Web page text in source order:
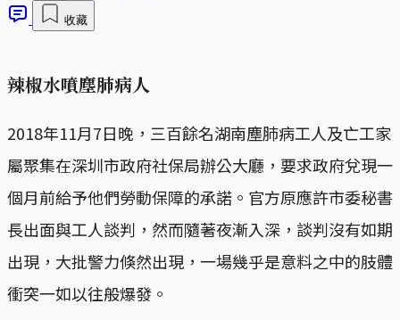
收藏
辣椒水噴塵肺病人
2018年11月7日晚，三百餘名湖南塵肺病工人及亡工家
屬聚集在深圳市政府社保局辦公大廳，要求政府兌現一
個月前給予他們勞動保障的承諾。官方原應許市委秘書
長出面與工人談判，然而隨著夜漸入深，談判沒有如期
出現，大批警力倏然出現，一場幾乎是意料之中的肢體
衝突一如以往般爆發。